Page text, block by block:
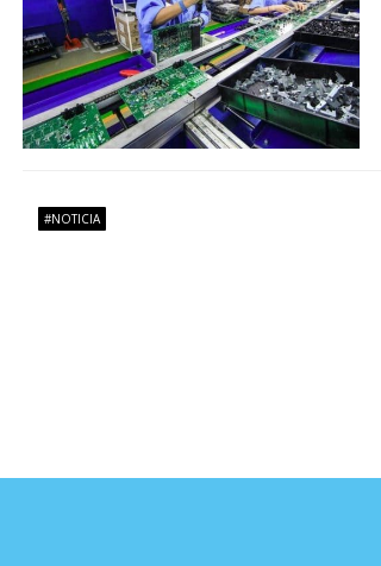
r
a
d
a#NOTICIA